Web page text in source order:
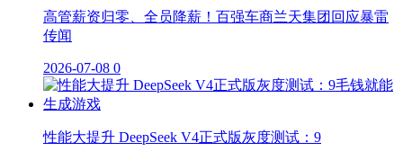
高管薪资归零、全员降薪！百强车商兰天集团回应暴雷
传闻
2026-07-08 0
性能大提升 DeepSeek V4正式版灰度测试：9